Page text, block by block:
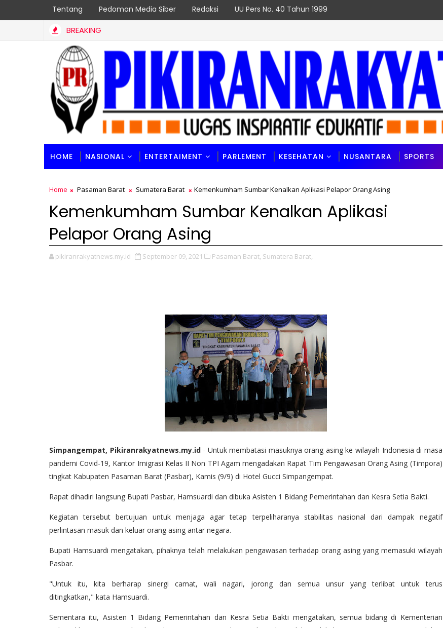
Tentang Pedoman Media Siber Redaksi UU Pers No. 40 Tahun 1999
BREAKING
HOME NASIONAL ENTERTAIMENT PARLEMENT KESEHATAN NUSANTARA SPORTS
Home Pasaman Barat Sumatera Barat Kemenkumham Sumbar Kenalkan Aplikasi Pelapor Orang Asing
Kemenkumham Sumbar Kenalkan Aplikasi
Pelapor Orang Asing
pikiranrakyatnews.my.id September 09, 2021 Pasaman Barat, Sumatera Barat,
Simpangempat, Pikiranrakyatnews.my.id - Untuk membatasi masuknya orang asing ke wilayah Indonesia di masa
pandemi Covid-19, Kantor Imigrasi Kelas II Non TPI Agam mengadakan Rapat Tim Pengawasan Orang Asing (Timpora)
tingkat Kabupaten Pasaman Barat (Pasbar), Kamis (9/9) di Hotel Gucci Simpangempat.
Rapat dihadiri langsung Bupati Pasbar, Hamsuardi dan dibuka Asisten 1 Bidang Pemerintahan dan Kesra Setia Bakti.
Kegiatan tersebut bertujuan untuk menjaga agar tetap terpeliharanya stabilitas nasional dari dampak negatif
perlintasan masuk dan keluar orang asing antar negara.
Bupati Hamsuardi mengatakan, pihaknya telah melakukan pengawasan terhadap orang asing yang memasuki wilayah
Pasbar.
"Untuk itu, kita berharap sinergi camat, wali nagari, jorong dan semua unsur yang terlibat untuk terus
ditingkatkan," kata Hamsuardi.
Sementara itu, Asisten 1 Bidang Pemerintahan dan Kesra Setia Bakti mengatakan, semua bidang di Kementerian